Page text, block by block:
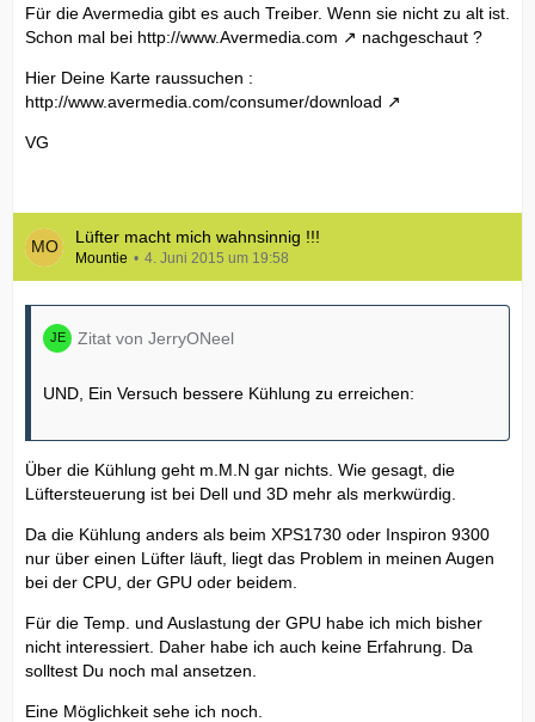
Für die Avermedia gibt es auch Treiber. Wenn sie nicht zu alt ist.
Schon mal bei http://www.Avermedia.com nachgeschaut ?
Hier Deine Karte raussuchen :
http://www.avermedia.com/consumer/download
VG
Lüfter macht mich wahnsinnig !!!
Mountie 4. Juni 2015 um 19:58
Zitat von JerryONeel
UND, Ein Versuch bessere Kühlung zu erreichen:
Über die Kühlung geht m.M.N gar nichts. Wie gesagt, die
Lüftersteuerung ist bei Dell und 3D mehr als merkwürdig.
Da die Kühlung anders als beim XPS1730 oder Inspiron 9300
nur über einen Lüfter läuft, liegt das Problem in meinen Augen
bei der CPU, der GPU oder beidem.
Für die Temp. und Auslastung der GPU habe ich mich bisher
nicht interessiert. Daher habe ich auch keine Erfahrung. Da
solltest Du noch mal ansetzen.
Eine Möglichkeit sehe ich noch.